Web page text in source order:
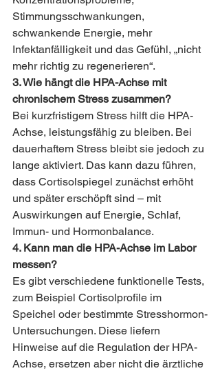
Stimmungsschwankungen,
schwankende Energie, mehr
Infektanfälligkeit und das Gefühl, „nicht
mehr richtig zu regenerieren“.
3. Wie hängt die HPA-Achse mit
chronischem Stress zusammen?
Bei kurzfristigem Stress hilft die HPA-
Achse, leistungsfähig zu bleiben. Bei
dauerhaftem Stress bleibt sie jedoch zu
lange aktiviert. Das kann dazu führen,
dass Cortisolspiegel zunächst erhöht
und später erschöpft sind – mit
Auswirkungen auf Energie, Schlaf,
Immun- und Hormonbalance.
4. Kann man die HPA-Achse im Labor
messen?
Es gibt verschiedene funktionelle Tests,
zum Beispiel Cortisolprofile im
Speichel oder bestimmte Stresshormon-
Untersuchungen. Diese liefern
Hinweise auf die Regulation der HPA-
Achse, ersetzen aber nicht die ärztliche